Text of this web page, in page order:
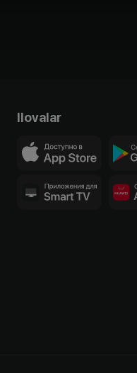
Ilovalar